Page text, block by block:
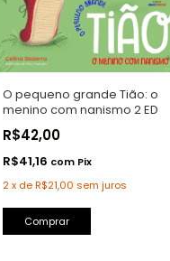
O pequeno grande Tião: o
menino com nanismo 2 ED
R$42,00
R$41,16 com Pix
2x deR$21,00 sem juros
Comprar